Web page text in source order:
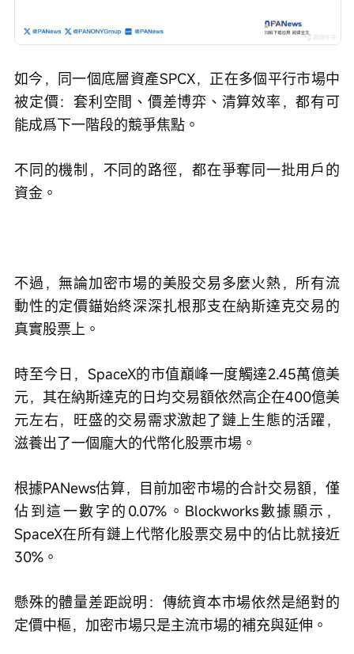
如今，同一個底層資產SPCX，正在多個平行市場中
被定價：套利空間、價差博弈、清算效率，都有可
能成爲下一階段的競爭焦點。
不同的機制，不同的路徑，都在爭奪同一批用戶的
資金。
不過，無論加密市場的美股交易多麼火熱，所有流
動性的定價錨始終深深扎根那支在納斯達克交易的
真實股票上。
時至今日，SpaceX的市值巔峰一度觸達2.45萬億美
元，其在納斯達克的日均交易額依然高企在400億美
元左右，旺盛的交易需求激起了鏈上生態的活躍，
滋養出了一個龐大的代幣化股票市場。
根據PANews估算，目前加密市場的合計交易額，僅
佔到這一數字的0.07%。Blockworks數據顯示，
SpaceX在所有鏈上代幣化股票交易中的佔比就接近
30%。
懸殊的體量差距說明：傳統資本市場依然是絕對的
定價中樞，加密市場只是主流市場的補充與延伸。